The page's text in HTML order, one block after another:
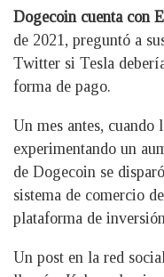
Dogecoin cuenta con
de 2021, preguntó a
Twitter si Tesla
forma de pago.
Un mes antes, cuando
experimentando un
de Dogecoin se
sistema de comercio
plataforma de
Un post en la red